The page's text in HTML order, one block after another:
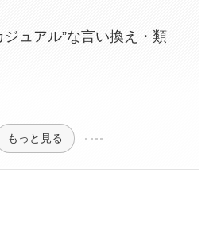
ジュアル”な言い換え・類
もっと見る